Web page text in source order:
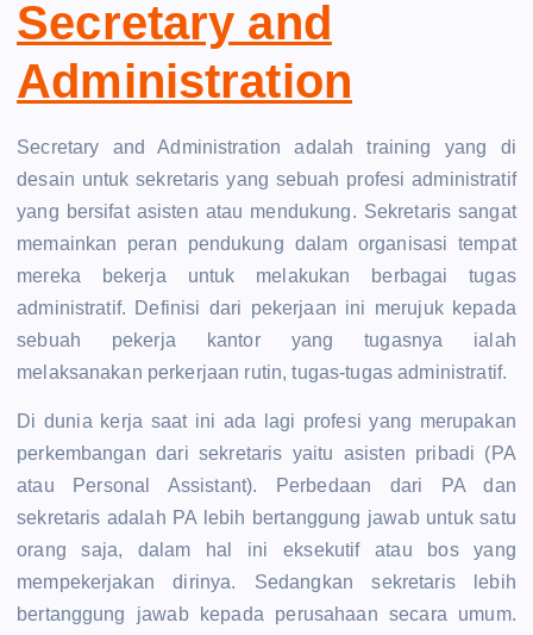
Secretary and
Administration
Secretary and Administration adalah training yang di
desain untuk sekretaris yang sebuah profesi administratif
yang bersifat asisten atau mendukung. Sekretaris sangat
memainkan peran pendukung dalam organisasi tempat
mereka bekerja untuk melakukan berbagai tugas
administratif. Definisi dari pekerjaan ini merujuk kepada
sebuah pekerja kantor yang tugasnya ialah
melaksanakan perkerjaan rutin, tugas-tugas administratif.
Di dunia kerja saat ini ada lagi profesi yang merupakan
perkembangan dari sekretaris yaitu asisten pribadi (PA
atau Personal Assistant). Perbedaan dari PA dan
sekretaris adalah PA lebih bertanggung jawab untuk satu
orang saja, dalam hal ini eksekutif atau bos yang
mempekerjakan dirinya. Sedangkan sekretaris lebih
bertanggung jawab kepada perusahaan secara umum.